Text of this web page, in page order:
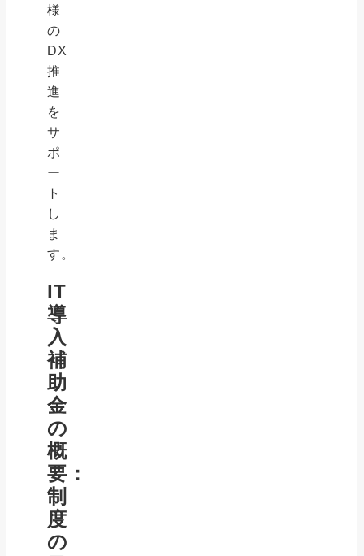
様
の
DX
推
進
を
サ
ポ
ー
ト
し
ま
す。
IT
導
入
補
助
金
の
概
要：
制
度
の